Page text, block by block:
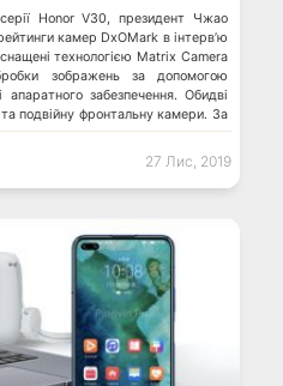
серії Honor V30, президент Чжао
камер DxOMark в інтерв’ю
технологією Matrix Camera
зображень за допомогою
апаратного забезпечення. Обидві
подвійну фронтальну камери. За
27 Лис, 2019